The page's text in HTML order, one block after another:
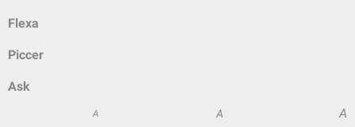
Flexa
Piccer
Ask
A A A